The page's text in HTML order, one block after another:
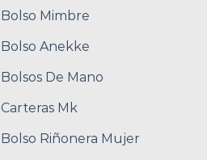
Bolso Mimbre
Bolso Anekke
Bolsos De Mano
Carteras Mk
Bolso Riñonera Mujer